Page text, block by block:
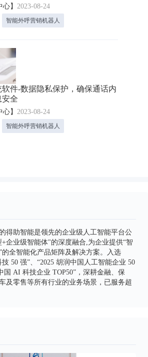
】 2023-08-24
智能外呼营销机器人
件-数据隐私保护，确保通话内
安全
】 2023-08-24
智能外呼营销机器人
得助智能是领先的企业级人工智能平台公
企业级智能体"的深度融合,为企业提供“智
全智能化产品矩阵及解决方案。入选
50 强”、“2025 胡润中国人工智能企业 50
国 AI 科技企业 TOP50”，深耕金融、保
及零售等所有行业的业务场景，已服务超